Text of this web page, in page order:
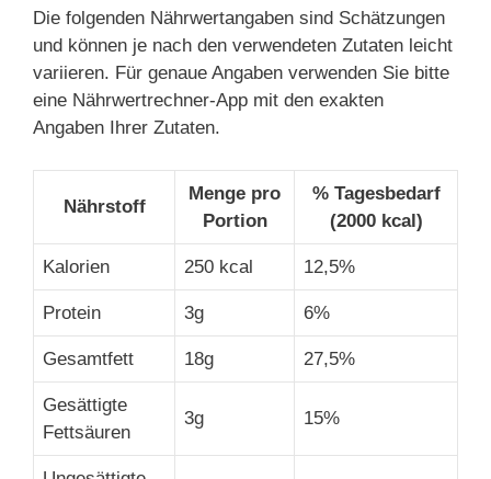
Die folgenden Nährwertangaben sind Schätzungen
und können je nach den verwendeten Zutaten leicht
variieren. Für genaue Angaben verwenden Sie bitte
eine Nährwertrechner-App mit den exakten
Angaben Ihrer Zutaten.
Nährstoff
Menge pro
Portion
% Tagesbedarf
(2000 kcal)
Kalorien 250 kcal 12,5%
Protein 3g 6%
Gesamtfett 18g 27,5%
Gesättigte
Fettsäuren
3g 15%